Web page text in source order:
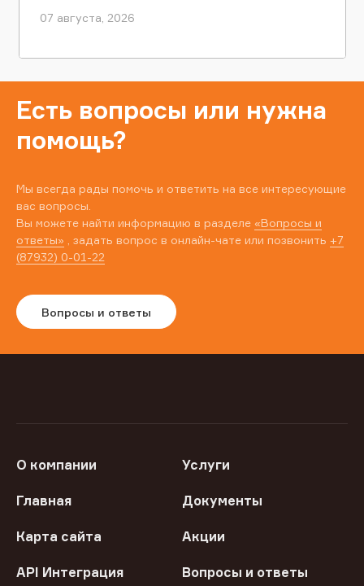
07 августа, 2026
Есть вопросы или нужна
помощь?
Мы всегда рады помочь и ответить на все интересующие
вас вопросы.
Вы можете найти информацию в разделе «Вопросы и
ответы» , задать вопрос в онлайн-чате или позвонить +7
(87932) 0-01-22
Вопросы и ответы
О компании Услуги
Главная Документы
Карта сайта Акции
API Интеграция Вопросы и ответы